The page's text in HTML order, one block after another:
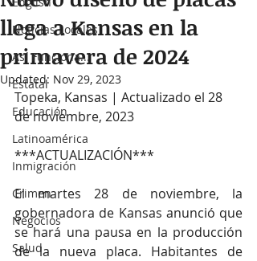
Noticias Locales
Así Funciona...
Estatal
Educación
Latinoamérica
Inmigración
Crimen
Negocios
Salud
llega a Kansas en la
primavera de 2024
Updated: Nov 29, 2023
Topeka, Kansas | Actualizado el 28
de noviembre, 2023
***ACTUALIZACIÓN***
El martes 28 de noviembre, la
gobernadora de Kansas anunció que
se hará una pausa en la producción
de la nueva placa. Habitantes de